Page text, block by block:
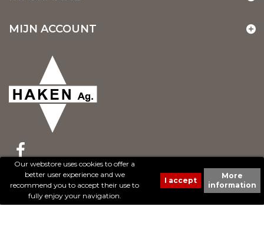
Our webstore uses cookies to offer a
better user experience and we
recommend you to accept their use to
fully enjoy your navigation.
More
information
MIJN ACCOUNT
© 2017 - Cheval Liberté. Tous droits réservés.
Création de sites Internet | ProduWeb